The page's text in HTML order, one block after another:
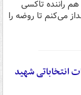
راننده تاکسی
می‌کنم تا روضه را
انتخاباتی شهید